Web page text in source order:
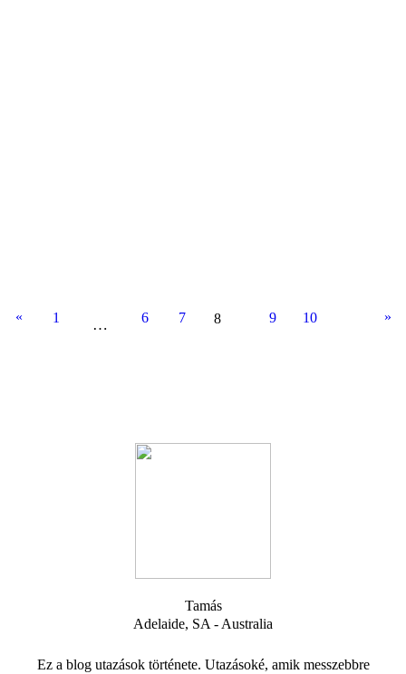
« 1 … 6 7 8 9 10 »
Tamás
Adelaide, SA - Australia
Ez a blog utazások története. Utazásoké, amik messzebbre